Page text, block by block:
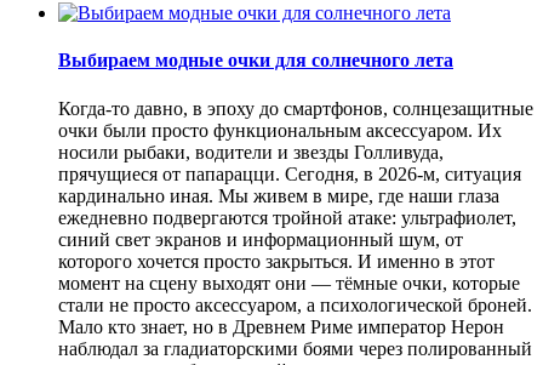
Выбираем модные очки для солнечного лета
Когда-то давно, в эпоху до смартфонов, солнцезащитные
очки были просто функциональным аксессуаром. Их
носили рыбаки, водители и звезды Голливуда,
прячущиеся от папарацци. Сегодня, в 2026-м, ситуация
кардинально иная. Мы живем в мире, где наши глаза
ежедневно подвергаются тройной атаке: ультрафиолет,
синий свет экранов и информационный шум, от
которого хочется просто закрыться. И именно в этот
момент на сцену выходят они — тёмные очки, которые
стали не просто аксессуаром, а психологической броней.
Мало кто знает, но в Древнем Риме император Нерон
наблюдал за гладиаторскими боями через полированный